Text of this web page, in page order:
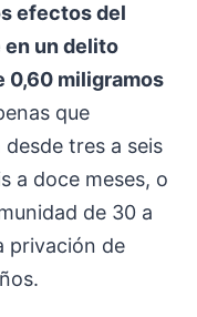
efectos del
un delito
0,60 miligramos
que
tres a seis
a doce meses, o
de 30 a
privación de